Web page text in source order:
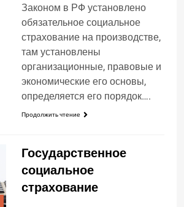
Законом в РФ установлено
обязательное социальное
страхование на производстве,
там установлены
организационные, правовые и
экономические его основы,
определяется его порядок….
Продолжить чтение
Государственное
социальное
страхование